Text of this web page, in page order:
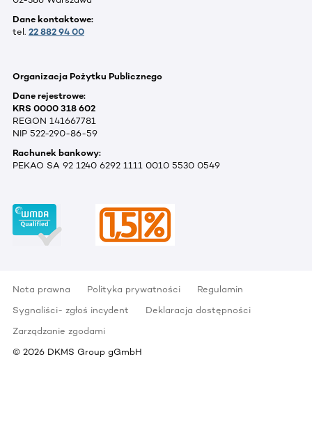
Dane kontaktowe:
tel. 22 882 94 00
Organizacja Pożytku Publicznego
Dane rejestrowe:
KRS 0000 318 602
REGON 141667781
NIP 522-290-86-59
Rachunek bankowy:
PEKAO SA 92 1240 6292 1111 0010 5530 0549
Nota prawna Polityka prywatności
Regulamin
Sygnaliści- zgłoś incydent
Deklaracja dostępności
Zarządzanie zgodami
© 2026 DKMS Group gGmbH